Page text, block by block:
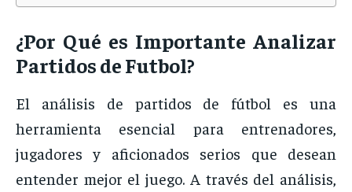
¿Por Qué es Importante Analizar
PartidosdeFutbol?
El análisis de partidos de fútbol esuna
herramienta esencial para entrenadores,
jugadoresy aficionados serios que desean
entender mejor eljuego. A través del análisis,